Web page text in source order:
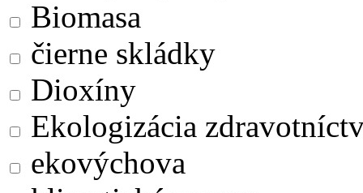
Biomasa
čierne skládky
Dioxíny
Ekologizácia
ekovýchova